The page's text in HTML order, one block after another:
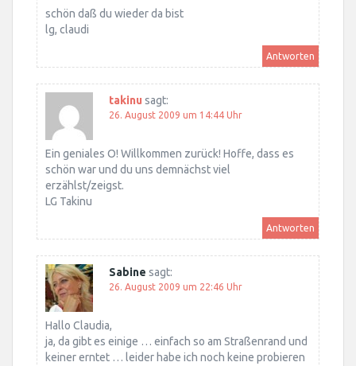
schön daß du wieder da bist
lg, claudi
Antworten
takinu sagt:
26. August 2009 um 14:44 Uhr
Ein geniales O! Willkommen zurück! Hoffe, dass es
schön war und du uns demnächst viel
erzählst/zeigst.
LG Takinu
Antworten
Sabine sagt:
26. August 2009 um 22:46 Uhr
Hallo Claudia,
ja, da gibt es einige … einfach so am Straßenrand und
keiner erntet … leider habe ich noch keine probieren